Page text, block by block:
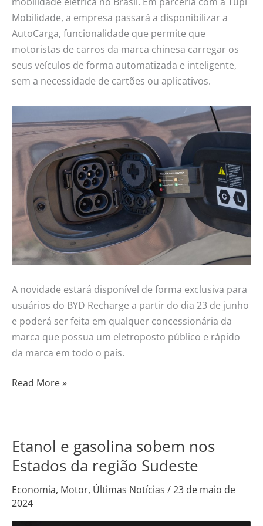
Mobilidade, a empresa passará a disponibilizar a
AutoCarga, funcionalidade que permite que
motoristas de carros da marca chinesa carregar os
seus veículos de forma automatizada e inteligente,
sem a necessidade de cartões ou aplicativos.
A novidade estará disponível de forma exclusiva para
usuários do BYD Recharge a partir do dia 23 de junho
e poderá ser feita em qualquer concessionária da
marca que possua um eletroposto público e rápido
da marca em todo o país.
Read More »
Etanol e gasolina sobem nos
Estados da região Sudeste
Economia, Motor, Últimas Notícias /23 de maio de
2024
Etanol
e
gasolina
sobem
nos
Estados